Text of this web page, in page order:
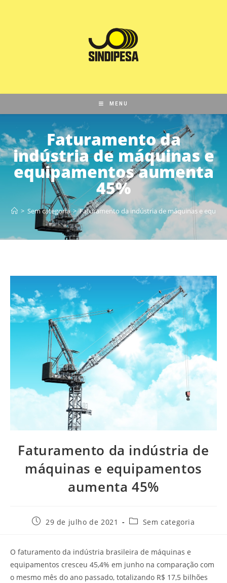
MENU
Faturamento da
indústria de máquinas e
equipamentos aumenta
45%
> Sem categoria > Faturamento da indústria de máquinas e
Faturamento da indústria de
máquinas e equipamentos
aumenta 45%
29 de julho de 2021 Sem categoria
O faturamento da indústria brasileira de máquinas e
equipamentos cresceu 45,4% em junho na comparação com
o mesmo mês do ano passado, totalizando R$ 17,5 bilhões